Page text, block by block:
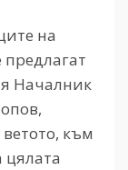
на
Началник
към
цялата